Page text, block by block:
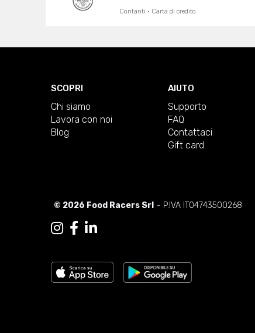
Contanti · Carta di credito
SCOPRI
Chi siamo
Lavora con noi
Blog
AIUTO
Supporto
FAQ
Contattaci
Gift card
© 2026 Food Racers Srl - P.IVA IT04743500268